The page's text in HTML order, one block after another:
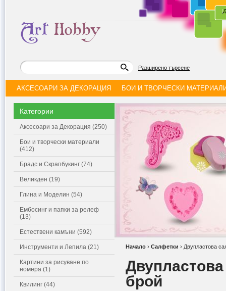
|
Разширено търсене
АКСЕСОАРИ ЗА ДЕКОРАЦИЯ БОИ И ТВОРЧЕСКИ
Категории
Аксесоари за Декорация (250)
Бои и творчески материали
(412)
Брадс и Скрапбукинг (74)
Великден (19)
Глина и Моделин (54)
Ембосинг и папки за релеф
(13)
Естествени камъни (592)
Инструменти и Лепила (21)
Картини за рисуване по
номера (1)
Квилинг (44)
Начало › Салфетки › Двупластова
брой